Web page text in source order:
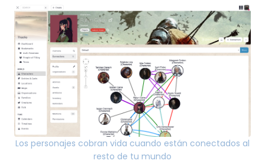
Los personajes cobran vida cuando están conectados al
resto de tu mundo